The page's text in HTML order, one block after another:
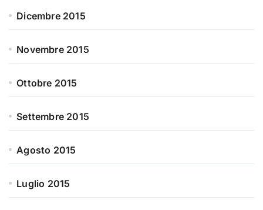
Dicembre 2015
Novembre 2015
Ottobre 2015
Settembre 2015
Agosto 2015
Luglio 2015